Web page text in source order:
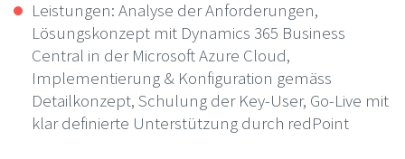
Leistungen: Analyse der Anforderungen,
Lösungskonzept mit Dynamics 365 Business
Central in der Microsoft Azure Cloud,
Implementierung & Konfiguration gemäss
Detailkonzept, Schulung der Key-User, Go-Live mit
klar definierte Unterstützung durch redPoint